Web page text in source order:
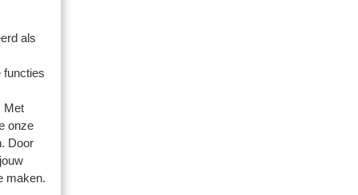
als
functies
Met
onze
Door
maken.